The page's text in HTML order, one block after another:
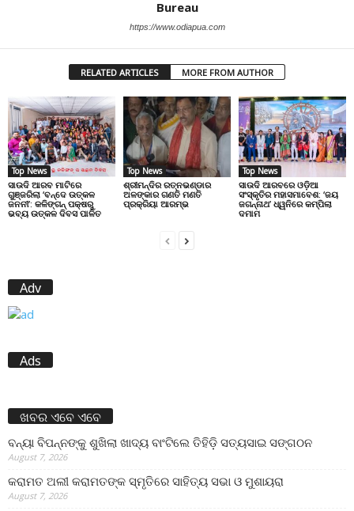
Bureau
https://www.odiapua.com
RELATED ARTICLES MORE FROM AUTHOR
Top News
ସାଉଦି ଆରବ ମାଟିରେ
ଗୁଞ୍ଜରିଲା ‘ବନ୍ଦେ ଉତ୍କଳ
ଜନନୀ’: କଳିଙ୍ଗନ୍ ପକ୍ଷରୁ
ଭବ୍ୟ ଉତ୍କଳ ଦିବସ ପାଳିତ
Top News
ଶ୍ରୀମନ୍ଦିର ରତ୍ନଭଣ୍ଡାର
ଅଳଙ୍କାର ଗଣତି ମଣତି
ପ୍ରକ୍ରିୟା ଆରମ୍ଭ
Top News
ସାଉଦି ଆରବରେ ଓଡ଼ିଆ
ସଂସ୍କୃତିର ମହାସମାବେଶ: ‘ଜୟ
ଜଗନ୍ନାଥ’ ଧ୍ୱନିରେ କମ୍ପିଲା
ଦମାମ
Adv
Ads
ଖବର ଏବେ ଏବେ
ବନ୍ୟା ବିପନ୍ନଙ୍କୁ ଶୁଖିଲା ଖାଦ୍ୟ ବାଂଟିଲେ ତିହିଡି଼ ସତ୍ୟସାଇ ସଙ୍ଗଠନ
August 7, 2026
କରାମତ ଅଲୀ କରାମତଙ୍କ ସ୍ମୃତିରେ ସାହିତ୍ୟ ସଭା ଓ ମୁଶାୟରା
August 7, 2026